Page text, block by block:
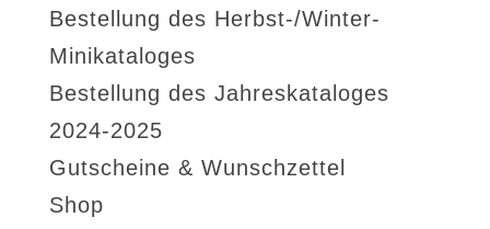
Bestellung des Herbst-/Winter-
Minikataloges
Bestellung des Jahreskataloges
2024-2025
Gutscheine & Wunschzettel
Shop